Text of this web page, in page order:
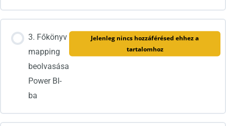
3. Főkönyv
mapping
beolvasása
Power BI-
ba
Jelenleg nincs hozzáférésed ehhez a
tartalomhoz